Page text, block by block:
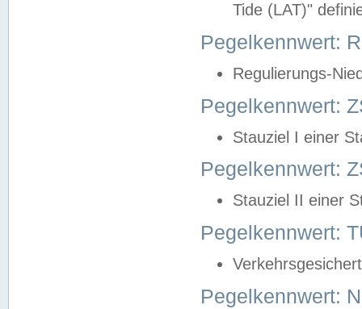
Tide (LAT)"
Pegelkennwert:
Regulierungs-
Pegelkennwert:
Stauziel I einer
Pegelkennwert:
Stauziel II einer
Pegelkennwert:
Pegelkennwert: